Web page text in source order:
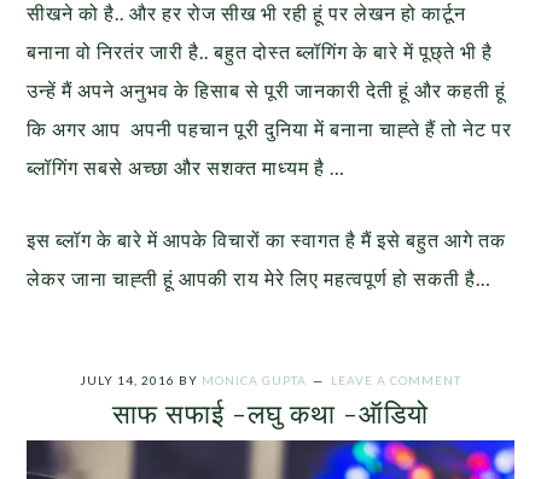
सीखने को है.. और हर रोज सीख भी रही हूं पर लेखन हो कार्टून
बनाना वो निरतंर जारी है.. बहुत दोस्त ब्लॉगिंग के बारे में पूछ्ते भी है
उन्हें मैं अपने अनुभव के हिसाब से पूरी जानकारी देती हूं और कहती हूं
कि अगर आप अपनी पहचान पूरी दुनिया में बनाना चाह्ते हैं तो नेट पर
ब्लॉगिंग सबसे अच्छा और सशक्त माध्यम है …
इस ब्लॉग के बारे में आपके विचारों का स्वागत है मैं इसे बहुत आगे तक
लेकर जाना चाह्ती हूं आपकी राय मेरे लिए महत्वपूर्ण हो सकती है…
JULY 14, 2016 BY MONICA GUPTA LEAVE A COMMENT
साफ सफाई -लघु कथा -ऑडियो